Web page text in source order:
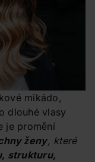
mikádo,
dlouhé vlasy
je promění
ženy, které
strukturu,